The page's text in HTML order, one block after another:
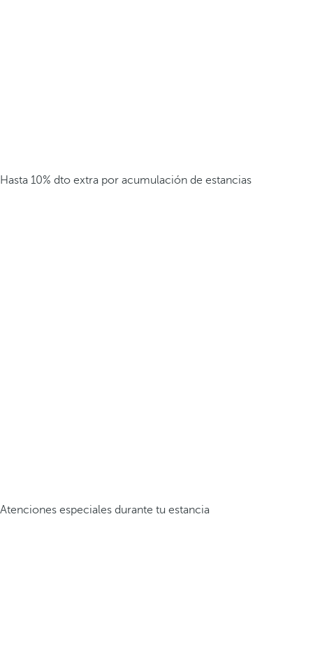
Hasta 10% dto extra por acumulación de estancias
Atenciones especiales durante tu estancia